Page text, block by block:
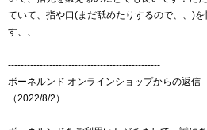
ていて、指や口(まだ舐めたりするので、、)
す、、
------------------------------------------------
ボーネルンド オンラインショップからの返信
（2022/8/2）